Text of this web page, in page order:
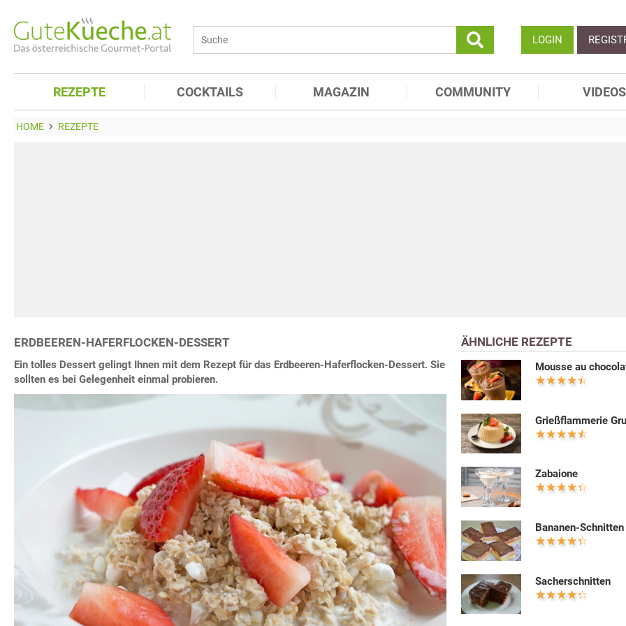
LOGIN
REZEPTE COCKTAILS MAGAZIN COMMUNITY VIDEOS
HOME REZEPTE
ERDBEEREN-HAFERFLOCKEN-DESSERT
Ein tolles Dessert gelingt Ihnen mit dem Rezept für das Erdbeeren-Haferflocken-Dessert. Sie
sollten es bei Gelegenheit einmal probieren.
ÄHNLICHE REZEPTE
Mousse au
Grießflammerie
Zabaione
Bananen-Schnitten
Sacherschnitten